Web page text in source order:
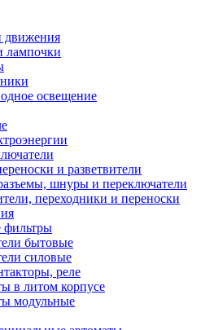
движения
лампочки
освещение
и разветвители
шнуры и переключатели
переходники и переноски
фильтры
бытовые
силовые
реле
в литом корпусе
модульные